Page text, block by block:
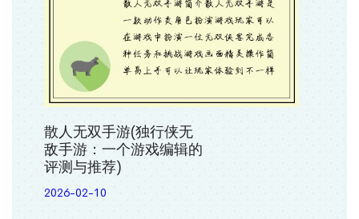
散人无双手游(独行侠无
敌手游：一个游戏编辑的
评测与推荐)
2026-02-10